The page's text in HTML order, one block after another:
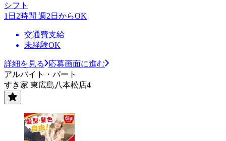
シフト
1日2時間 週2日からOK
交通費支給
未経験OK
詳細を見る
応募画面に進む
アルバイト・パート
すき家 東広島八本松店4